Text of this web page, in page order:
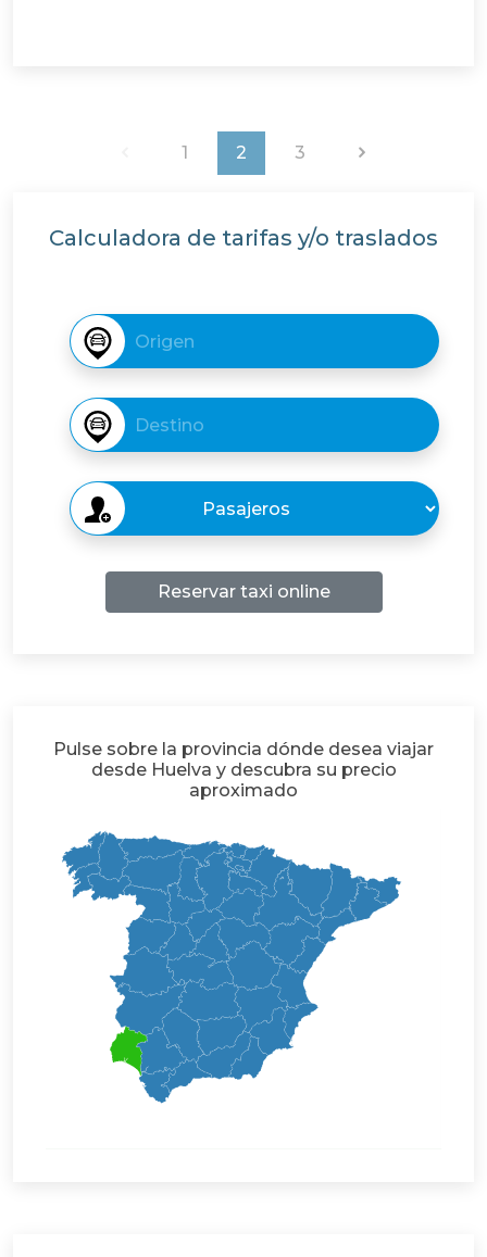
1 2 3
Calculadora de tarifas y/o traslados
Reservar taxi online
Pulse sobre la provincia dónde desea viajar
desde Huelva y descubra su precio
aproximado